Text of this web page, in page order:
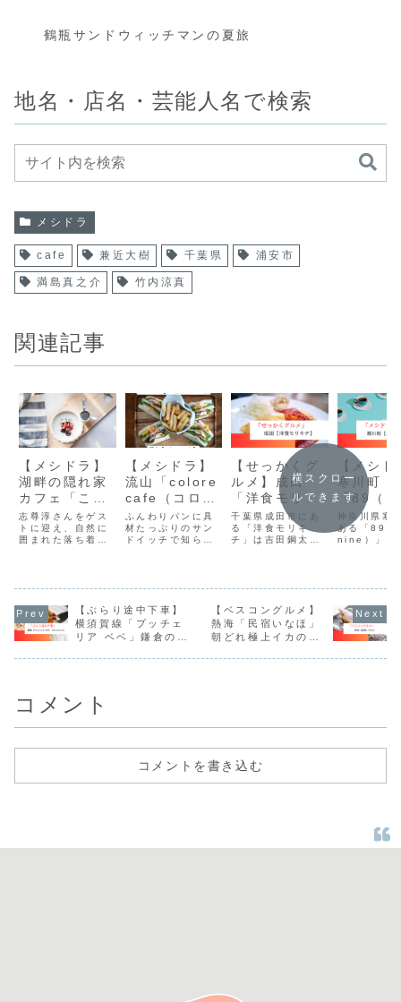
鶴瓶サンドウィッチマンの夏旅
地名・店名・芸能人名で検索
メシドラ
cafe 兼近大樹 千葉県 浦安市
満島真之介 竹内涼真
関連記事
【メシドラ】
湖畔の隠れ家
カフェ「こー
ひーはうす
J」の白玉ぜ
んざい
志尊淳さんをゲス
トに迎え、自然に
囲まれた落ち着い
「白玉ぜんざい」
やかき氷を紹介し
ます。
【メシドラ】
流山「colore
cafe（コロレ
カフェ）」の
人気メニュー
ふんわりパンに具
材たっぷりのサン
ドイッチで知られ
す。
【せっかくグ
ルメ】成田
「洋食モリキ
チ」人気洋食
店の豪華オム
ライス
千葉県成田市にあ
る「洋食モリキ
チ」は吉田鋼太郎
【メシ
寒川町
「89（
ナイン）
球好き夫
営むカフ
神奈川県寒
ある「89
nine）」は
す。
横スクロー
ルできます
【ぶらり途中下車】
横須賀線「プッチェ
リア ベベ」鎌倉のチ
【ベスコングルメ】
熱海「民宿いなほ」
朝どれ極上イカの活
コメント
コメントを書き込む